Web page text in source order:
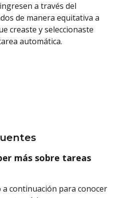
a través del
de manera equitativa a
creaste y seleccionaste
automática.
más sobre tareas
a continuación para conocer